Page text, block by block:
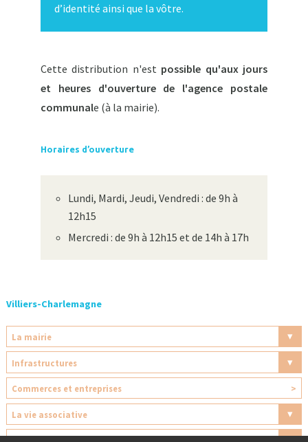
d’identité ainsi que la vôtre.
Cette distribution n'est possible qu'aux jours
et heures d'ouverture de l'agence postale
communale (à la mairie).
Horaires d’ouverture
Lundi, Mardi, Jeudi, Vendredi : de 9h à
12h15
Mercredi : de 9h à 12h15 et de 14h à 17h
Villiers-Charlemagne
La mairie
Infrastructures
Commerces et entreprises >
La vie associative